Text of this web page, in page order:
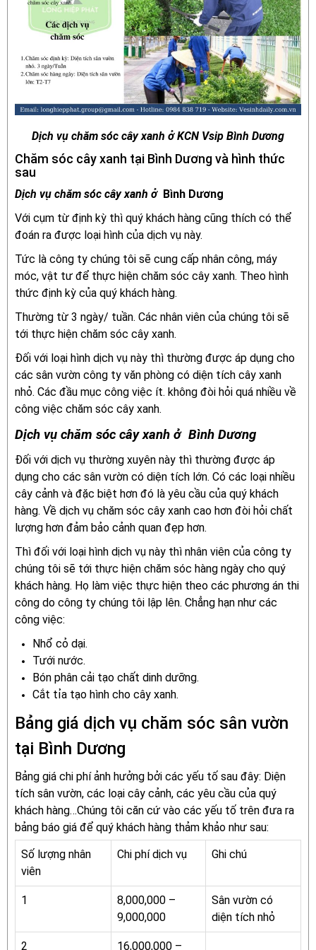
Dịch vụ chăm sóc cây xanh ở KCN Vsip Bình Dương
Chăm sóc cây xanh tại Bình Dương và hình thức
sau
Dịch vụ chăm sóc cây xanh ởBình Dương
Với cụm từ định kỳ thì quý khách hàng cũng thích có thể
đoán ra được loại hình của dịch vụ này.
Tức là công ty chúng tôi sẽ cung cấp nhân công, máy
móc, vật tư để thực hiện chăm sóc cây xanh. Theo hình
thức định kỳ của quý khách hàng.
Thường từ 3 ngày/ tuần. Các nhân viên của chúng tôi sẽ
tới thực hiện chăm sóc cây xanh.
Đối với loại hình dịch vụ này thì thường được áp dụng cho
các sân vườn công ty văn phòng có diện tích cây xanh
nhỏ. Các đầu mục công việc ít. không đòi hỏi quá nhiều về
công việc chăm sóc cây xanh.
Dịch vụ chăm sóc cây xanh ở Bình Dương
Đối với dịch vụ thường xuyên này thì thường được áp
dụng cho các sân vườn có diện tích lớn. Có các loại nhiều
cây cảnh và đặc biệt hơn đó là yêu cầu của quý khách
hàng. Về dịch vụ chăm sóc cây xanh cao hơn đòi hỏi chất
lượng hơn đảm bảo cảnh quan đẹp hơn.
Thì đối với loại hình dịch vụ này thì nhân viên của công ty
chúng tôi sẽ tới thực hiện chăm sóc hàng ngày cho quý
khách hàng. Họ làm việc thực hiện theo các phương án thi
công do công ty chúng tôi lập lên. Chẳng hạn như các
công việc:
Nhổ cỏ dại.
Tưới nước.
Bón phân cải tạo chất dinh dưỡng.
Cắt tỉa tạo hình cho cây xanh.
Bảng giá dịch vụ chăm sóc sân vườn
tại Bình Dương
Bảng giá chi phí ảnh hưởng bởi các yếu tố sau đây: Diện
tích sân vườn, các loại cây cảnh, các yêu cầu của quý
khách hàng…Chúng tôi căn cứ vào các yếu tố trên đưa ra
bảng báo giá để quý khách hàng thảm khảo như sau:
Số lượng nhân
viên
Chi phí dịch vụ Ghi chú
1
8,000,000 –
9,000,000
Sân vườn có
diện tích nhỏ
2 16,000,000 –